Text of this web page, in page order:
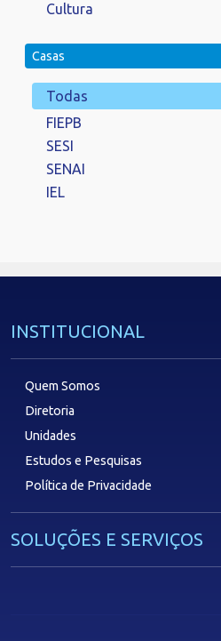
Cultura
Casas
Todas
FIEPB
SESI
SENAI
IEL
INSTITUCIONAL
Quem Somos
Diretoria
Unidades
Estudos e Pesquisas
Política de Privacidade
SOLUÇÕES E SERVIÇOS